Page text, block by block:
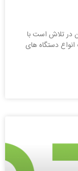
در تلاش است با
دستگاه های